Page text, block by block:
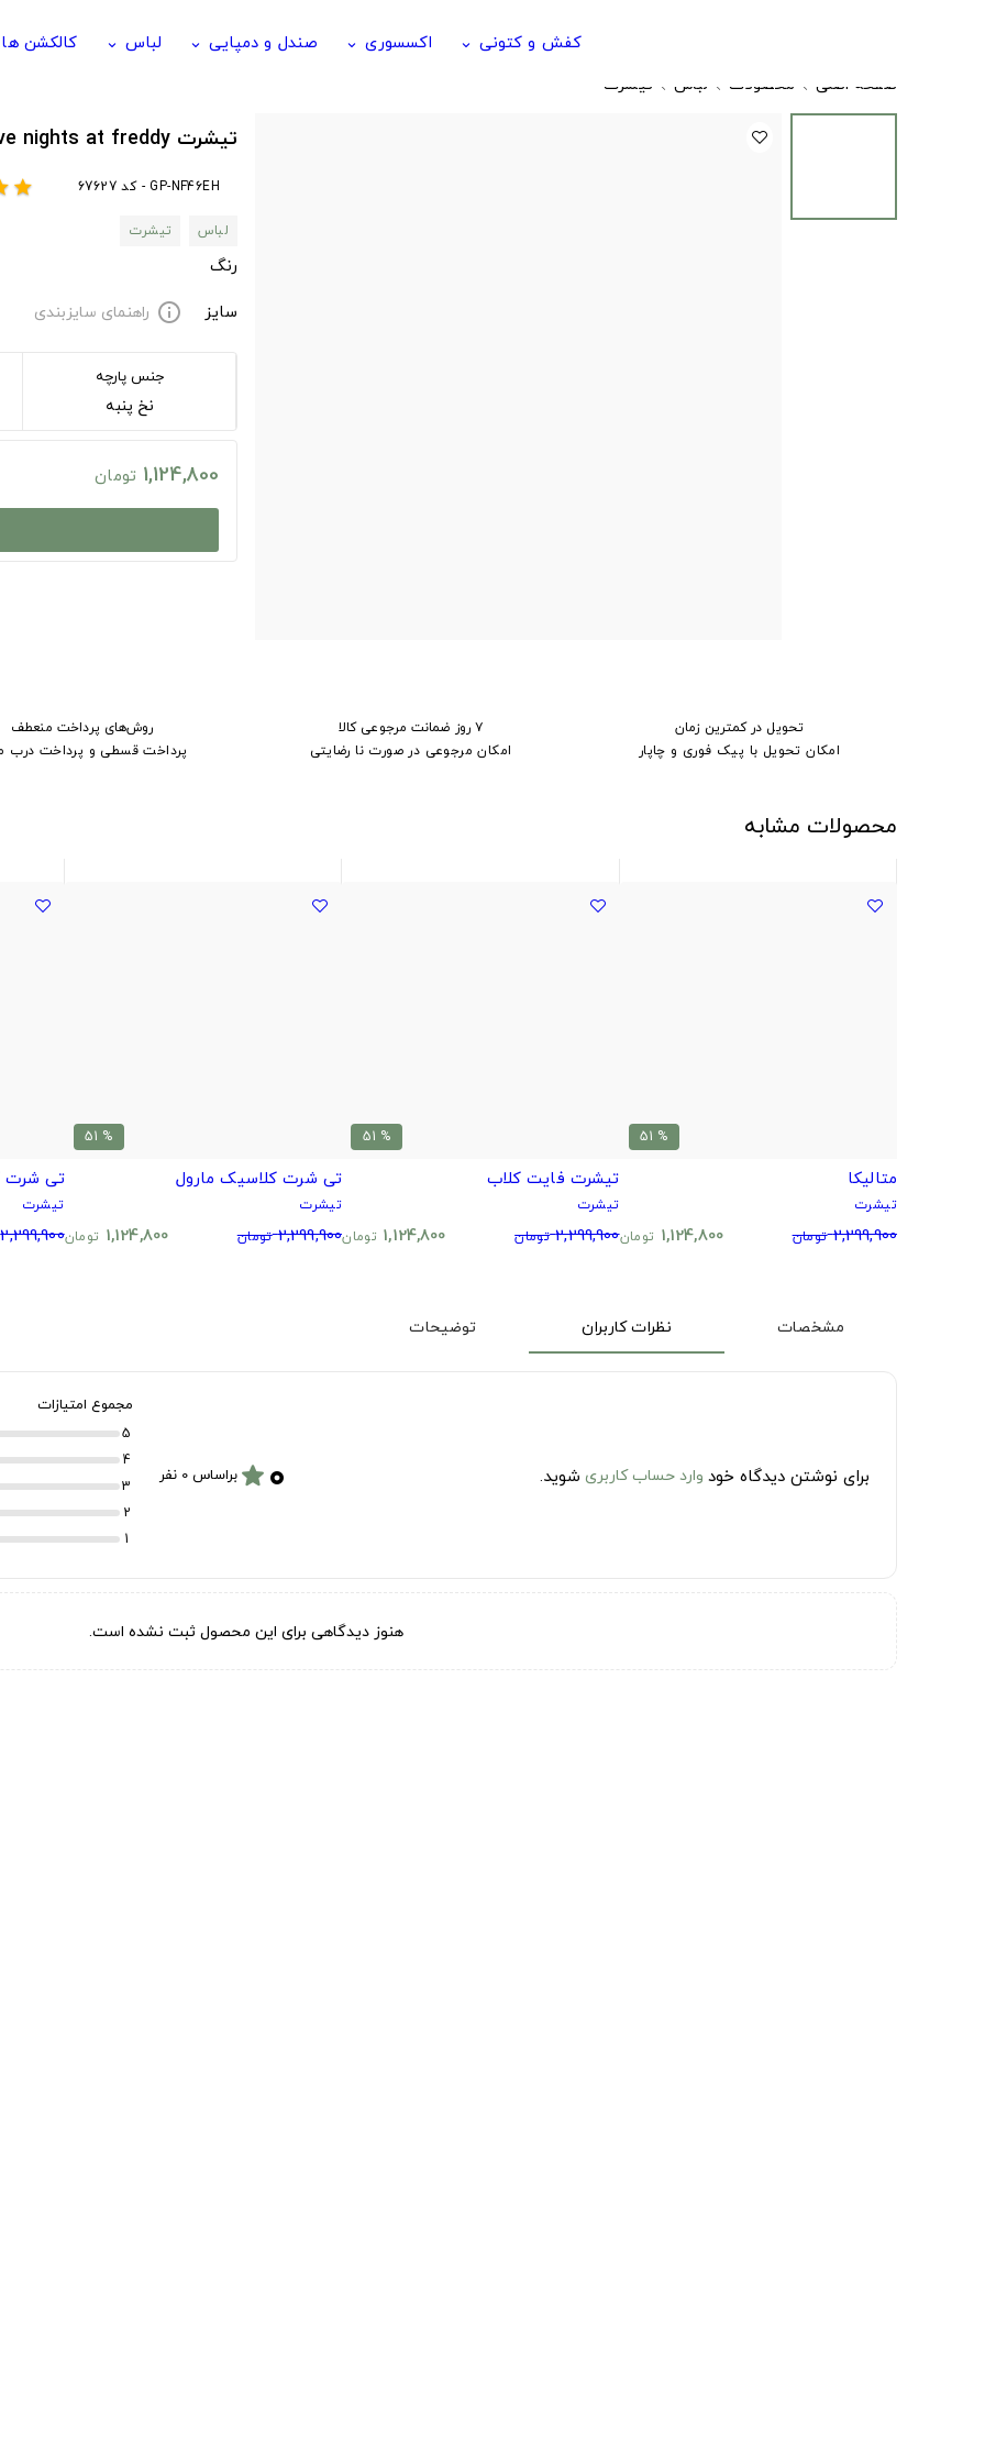
کفش و کتونی keyboard_arrow_down اکسسوری keyboard_arrow_down صندل و دمپایی keyboard_arrow_down لباس keyboard_arrow_down کالکشن ها
صفحه اصلی محصولات لباس تیشرت
تیشرت Five nights at freddy طرح Freddy Fazbear
GP-NF46EH - کد 67627 star
لباس
تیشرت
رنگ
سایز
info راهنمای سایزبندی
جنس پارچه
نخ پنبه
1,124,800 تومان
تحویل در کمترین زمان
امکان تحویل با پیک فوری و چاپار
۷ روز ضمانت مرجوعی کالا
امکان مرجوعی در صورت نا رضایتی
روش‌های پرداخت منعطف
پرداخت قسطی و پرداخت درب
محصولات مشابه
% 51
متالیکا
تیشرت
2,299,900 تومان 1,124,800 تومان
% 51
تیشرت فایت کلاب
تیشرت
2,299,900 تومان 1,124,800 تومان
% 51
تی شرت کلاسیک مارول
تیشرت
2,299,900 تومان 1,124,800 تومان
تی شرت
تیشرت
2,299,900
مشخصات نظرات کاربران توضیحات
برای نوشتن دیدگاه خود وارد حساب کاربری شوید. ۰ starبراساس 0 نفر
مجموع امتیازات
5
4
3
2
1
هنوز دیدگاهی برای این محصول ثبت نشده است.